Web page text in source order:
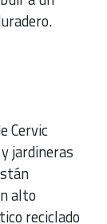
Cervic
jardineras
alto
reciclado